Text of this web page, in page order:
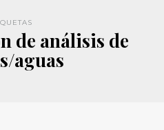
de análisis de
aguas